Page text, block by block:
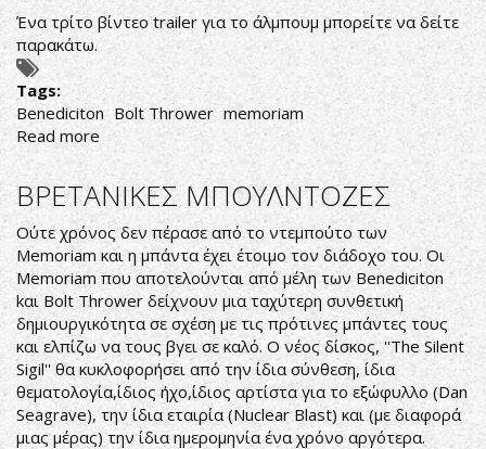
Ένα τρίτο βίντεο trailer για το άλμπουμ μπορείτε να δείτε
παρακάτω.
Tags:
Benediciton Bolt Thrower memoriam
Read more about
ΟΙ
MEMORIAL
ΕΔΩΣΑΝ
ΣΤΗΝ
ΔΗΜΟΣΙΟΤΗΤΑ
ΝΕΟ
ΒΙΝΤΕΟ
TRAILER
ΓΙΑ
ΤΟ
THE
SILENT
VIGIL
ΒΡΕΤΑΝΙΚΕΣ ΜΠΟΥΛΝΤΟΖΕΣ
Ούτε χρόνος δεν πέρασε από το ντεμπούτο των
Memoriam και η μπάντα έχει έτοιμο τον διάδοχο του. Οι
Memoriam που αποτελούνται από μέλη των Benediciton
kαι Bolt Thrower δείχνουν μια ταχύτερη συνθετική
δημιουργικότητα σε σχέση με τις πρότινες μπάντες τους
και ελπίζω να τους βγει σε καλό. Ο νέος δίσκος, ''The Silent
Sigil'' θα κυκλοφορήσει από την ίδια σύνθεση, ίδια
θεματολογία,ίδιος ήχο,ίδιος αρτίστα για το εξώφυλλο (Dan
Seagrave), την ίδια εταιρία (Nuclear Blast) και (με διαφορά
μιας μέρας) την ίδια ημερομηνία ένα χρόνο αργότερα.